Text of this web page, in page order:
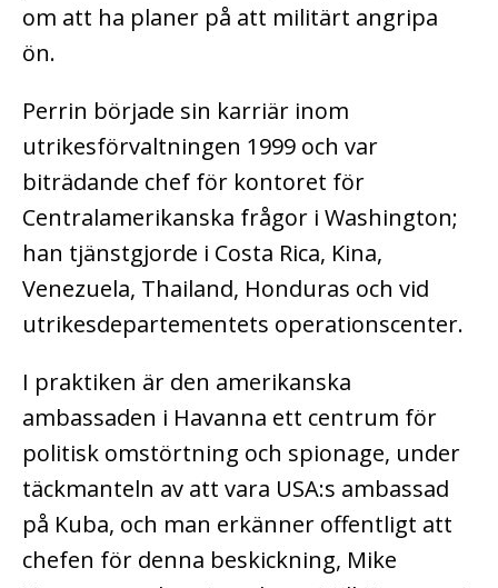
om att ha planer på att militärt angripa
ön.
Perrin började sin karriär inom
utrikesförvaltningen 1999 och var
biträdande chef för kontoret för
Centralamerikanska frågor i Washington;
han tjänstgjorde i Costa Rica, Kina,
Venezuela, Thailand, Honduras och vid
utrikesdepartementets operationscenter.
I praktiken är den amerikanska
ambassaden i Havanna ett centrum för
politisk omstörtning och spionage, under
täckmanteln av att vara USA:s ambassad
på Kuba, och man erkänner offentligt att
chefen för denna beskickning, Mike